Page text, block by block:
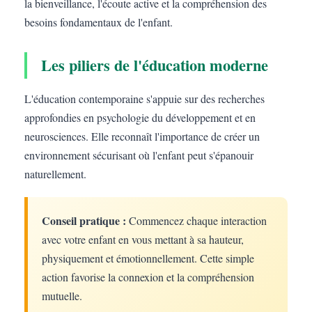
la bienveillance, l'écoute active et la compréhension des
besoins fondamentaux de l'enfant.
Les piliers de l'éducation moderne
L'éducation contemporaine s'appuie sur des recherches
approfondies en psychologie du développement et en
neurosciences. Elle reconnaît l'importance de créer un
environnement sécurisant où l'enfant peut s'épanouir
naturellement.
Conseil pratique : Commencez chaque interaction
avec votre enfant en vous mettant à sa hauteur,
physiquement et émotionnellement. Cette simple
action favorise la connexion et la compréhension
mutuelle.